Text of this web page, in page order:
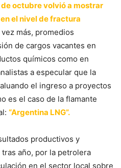
de octubre volvió a mostrar
el nivel de fractura
más, promedios
de cargos vacantes en
químicos como en
a especular que la
el ingreso a proyectos
es el caso de la flamante
“Argentina LNG”.
productivos y
año, por la petrolera
en el sector local sobre